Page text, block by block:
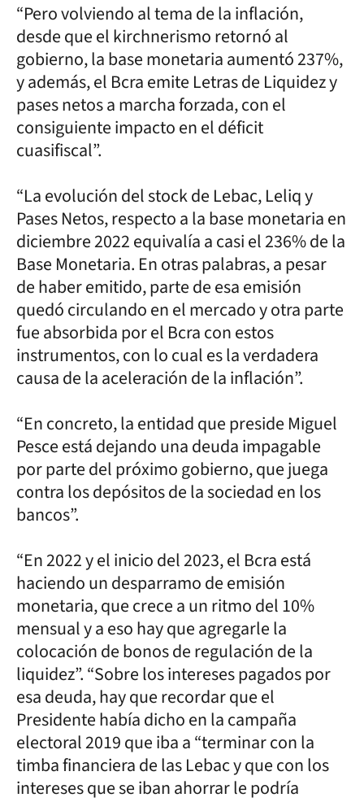
“Pero volviendo al tema de la inflación,
desde que el kirchnerismo retornó al
gobierno, la base monetaria aumentó 237%,
y además, el Bcra emite Letras de Liquidez y
pases netos a marcha forzada, con el
consiguiente impacto en el déficit
cuasifiscal”.
“La evolución del stock de Lebac, Leliq y
Pases Netos, respecto a la base monetaria en
diciembre 2022 equivalía a casi el 236% de la
Base Monetaria. En otras palabras, a pesar
de haber emitido, parte de esa emisión
quedó circulando en el mercado y otra parte
fue absorbida por el Bcra con estos
instrumentos, con lo cual es la verdadera
causa de la aceleración de la inflación”.
“En concreto, la entidad que preside Miguel
Pesce está dejando una deuda impagable
por parte del próximo gobierno, que juega
contra los depósitos de la sociedad en los
bancos”.
“En 2022 y el inicio del 2023, el Bcra está
haciendo un desparramo de emisión
monetaria, que crece a un ritmo del 10%
mensual y a eso hay que agregarle la
colocación de bonos de regulación de la
liquidez”. “Sobre los intereses pagados por
esa deuda, hay que recordar que el
Presidente había dicho en la campaña
electoral 2019 que iba a “terminar con la
timba financiera de las Lebac y que con los
intereses que se iban ahorrar le podría